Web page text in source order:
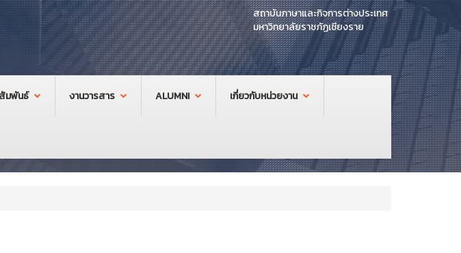
สถาบันภาษาและกิจการต่างประเทศ
มหาวิทยาลัยราชภัฏเชียงราย
มพันธ์ งานวารสาร ALUMNI เกี่ยวกับหน่วยงาน